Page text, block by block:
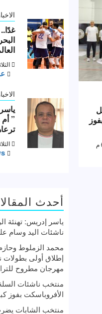
الثلاثاء, 10
”
الثلاثاء, 27
أحدث
ياسر إدريس: تهنئة
ناشئات اليد وسام
محمد الزملوط
إطلاق أولى بطولات
مهرجان مطروح
منتخب ناشئات
الأفروباسكت بفوز
منتخب الشابات